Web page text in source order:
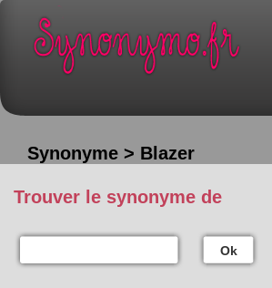
Synonyme > Blazer
Trouver le synonyme de
Ok